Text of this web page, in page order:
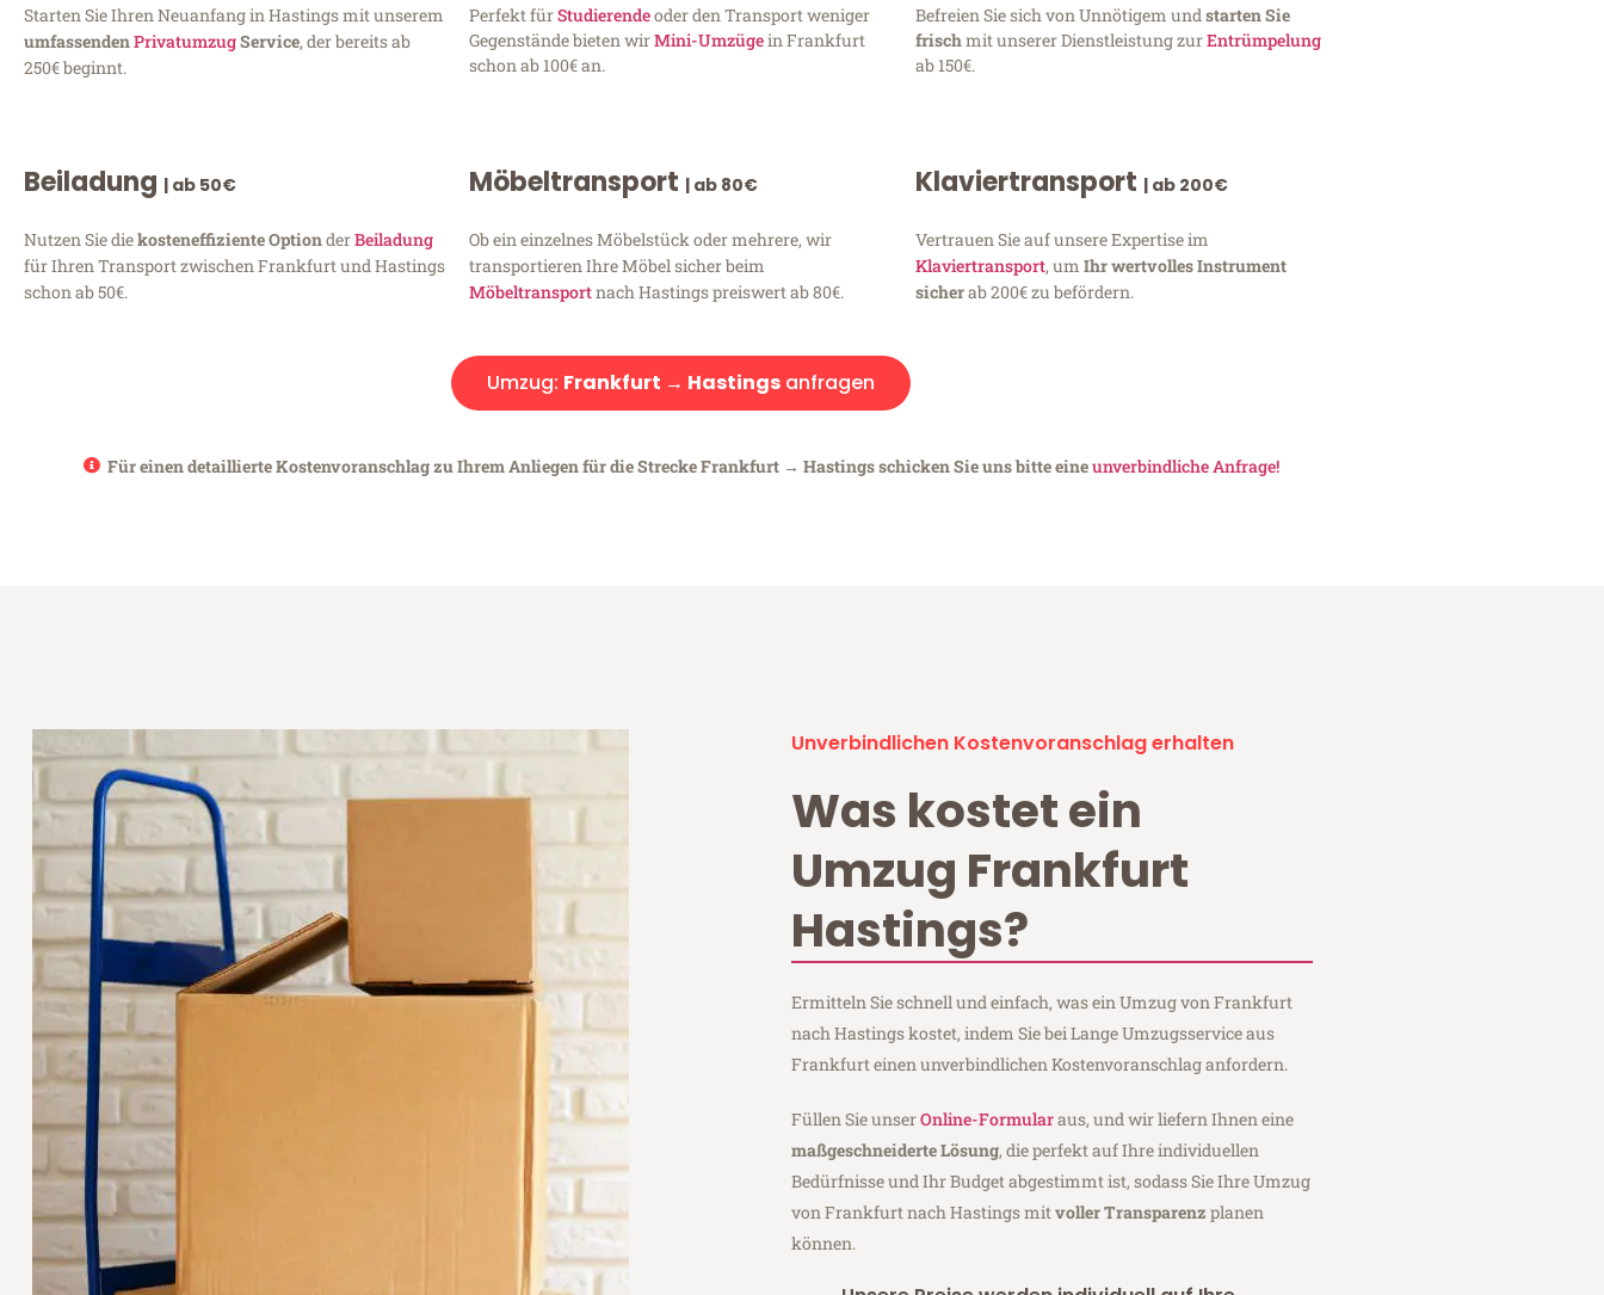
Starten Sie Ihren Neuanfang in Hastings mit unserem
umfassendenPrivatumzugService, der bereits ab
250€ beginnt.
Perfekt fürStudierendeoder den Transport weniger
Gegenstände bieten wirMini-Umzügein Frankfurt
schon ab 100€ an.
Befreien Sie sich von Unnötigem undstarten Sie
frischmit unserer Dienstleistung zurEntrümpelung
ab 150€.
Beiladung | ab 50€
Nutzen Sie diekosteneffiziente OptionderBeiladung
für Ihren Transport zwischen Frankfurt und Hastings
schon ab 50€.
Möbeltransport | ab 80€
Ob ein einzelnes Möbelstück oder mehrere, wir
transportieren Ihre Möbel sicher beim
Möbeltransportnach Hastings preiswert ab 80€.
Klaviertransport | ab 200€
Vertrauen Sie auf unsere Expertise im
Klaviertransport, um Ihr wertvolles Instrument
sicherab 200€ zu befördern.
Umzug: Frankfurt → Hastingsanfragen
Für einen detaillierte Kostenvoranschlag zu Ihrem Anliegen für die Strecke Frankfurt → Hastings schicken Sie uns bitte eineunverbindliche Anfrage!
Unverbindlichen Kostenvoranschlag erhalten
Was kostet ein
Umzug Frankfurt
Hastings?
Ermitteln Sie schnell und einfach, was ein Umzug von Frankfurt
nach Hastings kostet, indem Sie bei Lange Umzugsservice aus
Frankfurt einen unverbindlichen Kostenvoranschlag anfordern.
Füllen Sie unserOnline-Formularaus, und wir liefern Ihnen eine
maßgeschneiderte Lösung, die perfekt auf Ihre individuellen
Bedürfnisse und Ihr Budget abgestimmt ist, sodass Sie Ihre Umzug
von Frankfurt nach Hastings mitvoller Transparenz planen
können.